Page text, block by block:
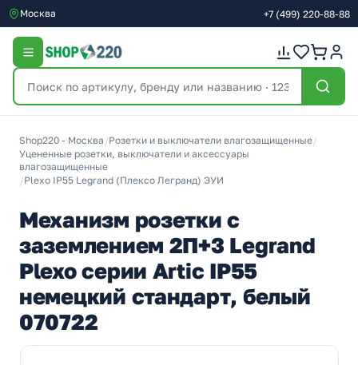
Москва +7 (499) 220-88-88
Shop220 - Москва /Розетки и выключатели влагозащищенные/
Уцененные розетки, выключатели и аксессуары
влагозащищенные
/Plexo IP55 Legrand (Плексо Легранд) ЭУИ
Механизм розетки с
заземлением 2П+3 Legrand
Plexo серии Artic IP55
немецкий стандарт, белый
070722